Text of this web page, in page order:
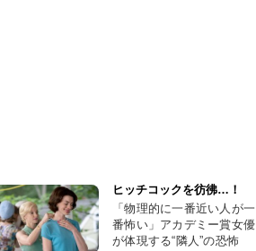
ヒッチコックを彷彿…！
「物理的に一番近い人が一
番怖い」アカデミー賞女優
が体現する“隣人”の恐怖